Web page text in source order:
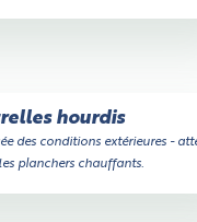
hourdis
des conditions extérieures -
planchers chauffants.